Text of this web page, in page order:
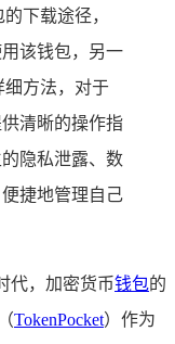
下载途径，
该钱包，另一
细方法，对于
清晰的操作指
隐私泄露、数
捷地管理自己
代，加密货币钱包的
TokenPocket）作为